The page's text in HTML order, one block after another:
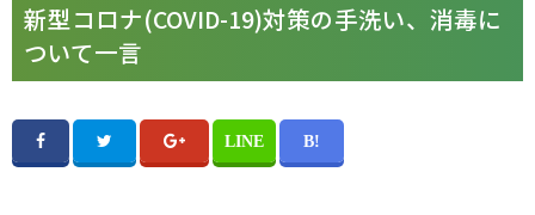
新型コロナ(COVID-19)対策の手洗い、消毒に
ついて一言